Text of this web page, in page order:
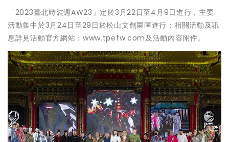
「2023臺北時裝週AW23」定於3月22日至4月9日進行，主要
活動集中於3月24日至29日於松山文創園區進行；相關活動及訊
息詳見活動官方網站：www.tpefw.com及活動內容附件。